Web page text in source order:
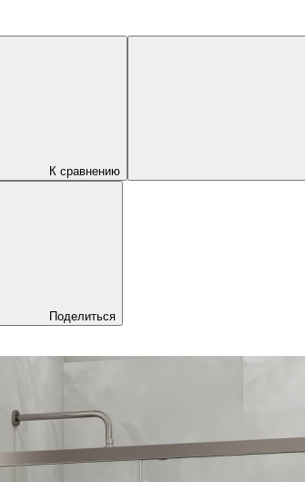
К сравнению
Поделиться